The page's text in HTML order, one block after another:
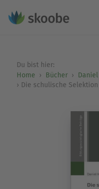
Du bist hier:
Home
Bücher
Die schulische